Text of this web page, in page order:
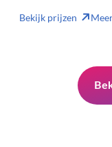
Bekijk prijzen